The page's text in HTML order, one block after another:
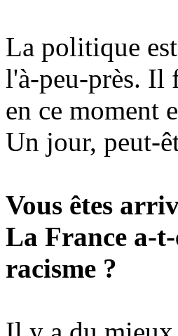
La politique
l'à-peu-près. Il
en ce moment
Un jour, peut-
Vous êtes
La France a-
racisme ?